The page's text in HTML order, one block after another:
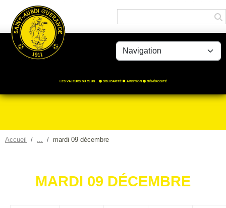
LES VALEURS DU CLUB : 🟡 SOLIDARITÉ ⚫️ AMBITION 🟡 GÉNÉROSITÉ
Accueil mardi 09 décembre
MARDI 09 DÉCEMBRE
Panneau de gestion des cookies